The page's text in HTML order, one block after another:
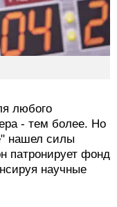
любого
- тем более. Но
нашел силы
патронирует фонд
научные